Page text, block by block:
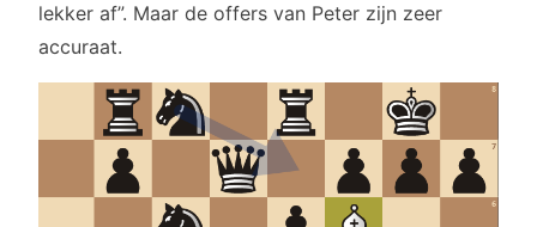
lekker af”. Maar de offers van Peter zijn zeer
accuraat.